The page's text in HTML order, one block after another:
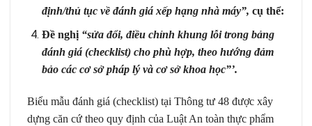
định/thủ tục về đánh giá xếp hạng nhà máy”, cụ thể:
Đề nghị “sửa đổi, điều chỉnh khung lỗi trong bảng
đánh giá (checklist) cho phù hợp, theo hướng đảm
bảo các cơ sở pháp lý và cơ sở khoa học”’.
Biểu mẫu đánh giá (checklist) tại Thông tư 48 được xây
dựng căn cứ theo quy định của Luật An toàn thực phẩm